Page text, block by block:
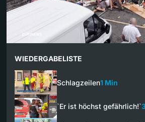
WIEDERGABELISTE
Schlagzeilen1 Min
`Er ist höchst gefährlich!`